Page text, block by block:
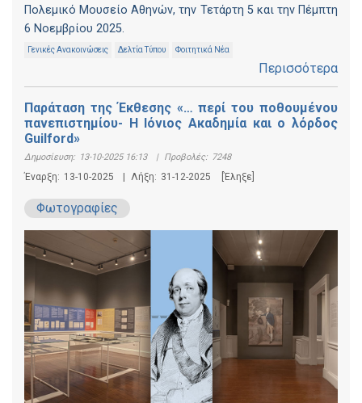
Πολεμικό Μουσείο Αθηνών, την Τετάρτη 5 και την Πέμπτη
6 Νοεμβρίου 2025.
Γενικές Ανακοινώσεις Δελτία Τύπου Φοιτητικά Νέα
Περισσότερα
Παράταση της Έκθεσης «… περί του ποθουμένου
πανεπιστημίου- Η Ιόνιος Ακαδημία και ο λόρδος
Guilford»
Δημοσίευση: 13-10-2025 16:13 | Προβολές: 7248
Έναρξη: 13-10-2025 Λήξη: 31-12-2025 [Έληξε]
Φωτογραφίες